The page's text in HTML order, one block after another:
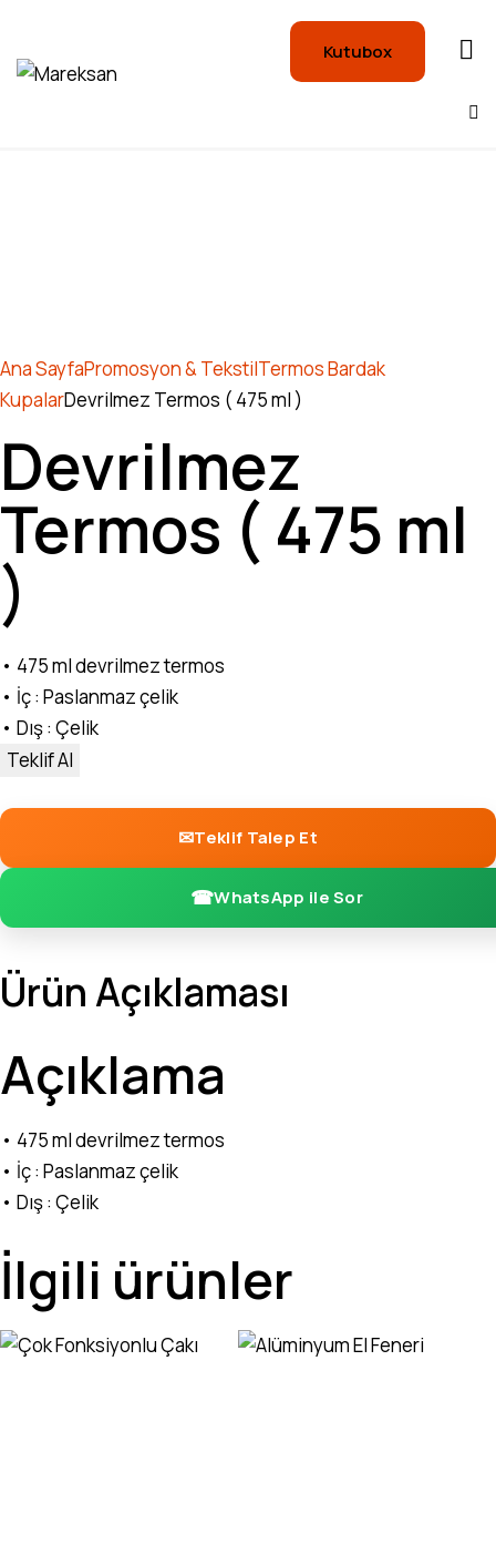
Kutubox
Ana SayfaPromosyon & TekstilTermos Bardak
KupalarDevrilmez Termos ( 475 ml )
Devrilmez
Termos ( 475 ml
)
• 475 ml devrilmez termos
• İç : Paslanmaz çelik
• Dış : Çelik
Teklif Al
Teklif Talep Et
WhatsApp ile Sor
Ürün Açıklaması
Açıklama
• 475 ml devrilmez termos
• İç : Paslanmaz çelik
• Dış : Çelik
İlgili ürünler